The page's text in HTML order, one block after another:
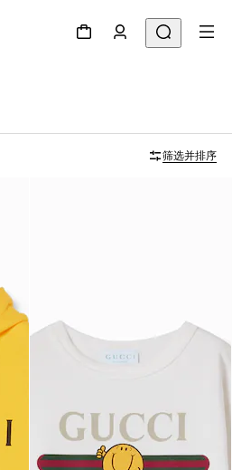
筛选并排序